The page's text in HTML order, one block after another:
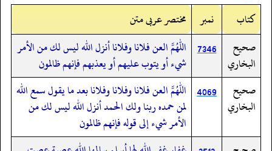
کتاب
نمبر
مختصر عربی متن
صحيح
البخاري
7346 اللهم العن فلانا وفلانا أنزل الله ليس لك من الأمر
شيء أو يتوب عليهم أو يعذبهم فإنهم ظالمون
صحيح
البخاري
4069 اللهم العن فلانا وفلانا وفلانا بعد ما يقول سمع الله
لمن حمده ربنا ولك الحمد أنزل الله ليس لك من
الأمر شيء إلى قوله فإنهم ظالمون